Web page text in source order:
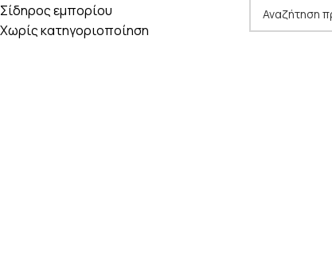
Σίδηρος εμπορίου
Χωρίς κατηγοριοποίηση